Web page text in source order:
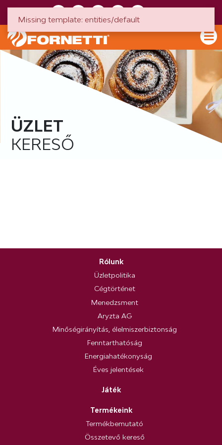
ÜZLET
KERESŐ
Rólunk
Üzletpolitika
Cégtörténet
Menedzsment
Aryzta AG
Minőségirányítás, élelmiszerbiztonság
Fenntarthatóság
Energiahatékonyság
Éves jelentések
Játék
Termékeink
Termékbemutató
Összetevő kereső
Missing template: entities/default